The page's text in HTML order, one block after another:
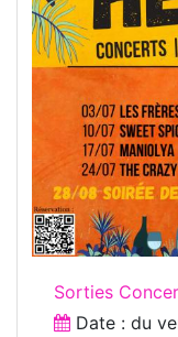
Sorties
Date : du